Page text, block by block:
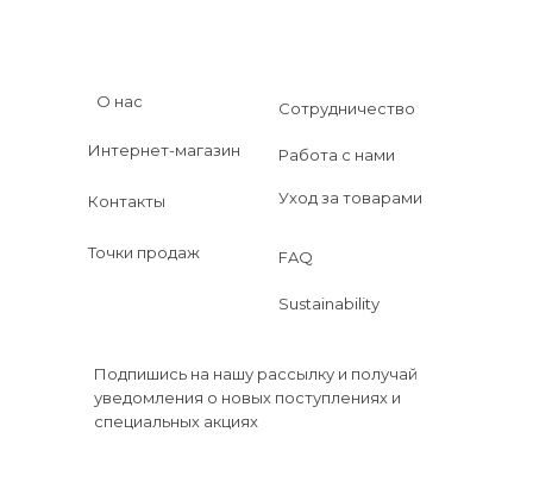
Уход за товарами
Контакты
Подпишись на нашу рассылку и получай
уведомления о новых поступлениях и
специальных акциях
О нас
FAQ
Sustainability
Сотрудничество
Работа с нами
Точки продаж
Интернет-магазин